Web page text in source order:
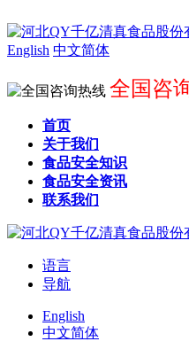
English 中文简体
全国咨
首页
关于我们
食品安全知识
食品安全资讯
联系我们
语言
导航
English
中文简体